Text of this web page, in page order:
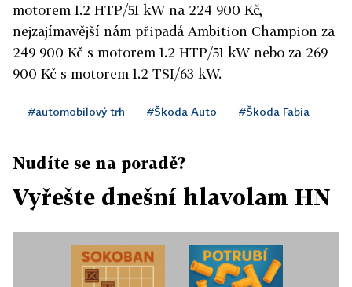
motorem 1.2 HTP/51 kW na 224 900 Kč,
nejzajímavější nám připadá Ambition Champion za
249 900 Kč s motorem 1.2 HTP/51 kW nebo za 269
900 Kč s motorem 1.2 TSI/63 kW.
#automobilový trh #Škoda Auto #Škoda Fabia
Nudíte se na poradě?
Vyřešte dnešní hlavolam HN